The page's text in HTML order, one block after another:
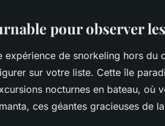
pour observer
expérience de snorkeling hors du
sur votre liste. Cette île
nocturnes en bateau, où
ces géantes gracieuses de